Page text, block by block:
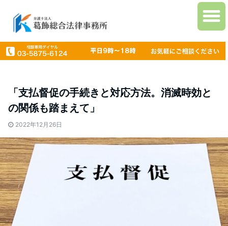
「支払督促の手続きと対応方法。消滅時効と
の関係も踏まえて」
2022年12月26日